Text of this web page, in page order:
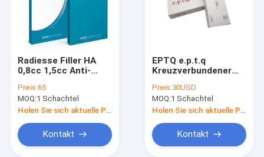
Radiesse Filler HA
0,8cc 1,5cc Anti-
Gesichtsfalten
entfernen
Preis:65
MOQ:1 Schachtel
Kontakt
EPTQ e.p.t.q
Kreuzverbundener
CE-zertifizierter HA-
Füllstoff
Preis:30USD
MOQ:1 Schachtel
Kontakt